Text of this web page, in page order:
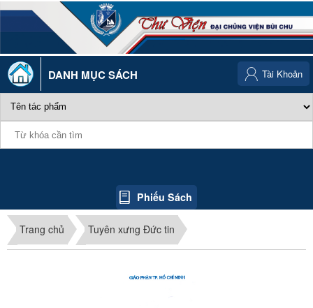
DANH MỤC SÁCH
Phiếu Sách
Tài Khoản
Trang chủ Tuyên xưng Đức tin